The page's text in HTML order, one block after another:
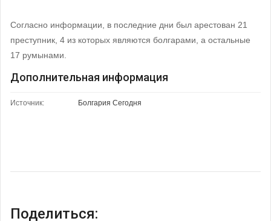
Согласно информации, в последние дни был арестован 21
преступник, 4 из которых являются болгарами, а остальные
17 румынами.
Дополнительная информация
Источник: Болгария Сегодня
Поделиться: